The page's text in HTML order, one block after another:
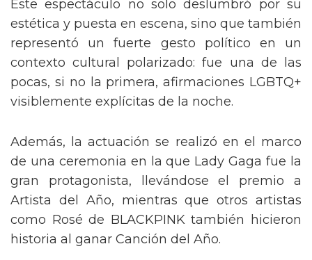
Este espectáculo no solo deslumbró por su
estética y puesta en escena, sino que también
representó un fuerte gesto político en un
contexto cultural polarizado: fue una de las
pocas, si no la primera, afirmaciones LGBTQ+
visiblemente explícitas de la noche.
Además, la actuación se realizó en el marco
de una ceremonia en la que Lady Gaga fue la
gran protagonista, llevándose el premio a
Artista del Año, mientras que otros artistas
como Rosé de BLACKPINK también hicieron
historia al ganar Canción del Año.